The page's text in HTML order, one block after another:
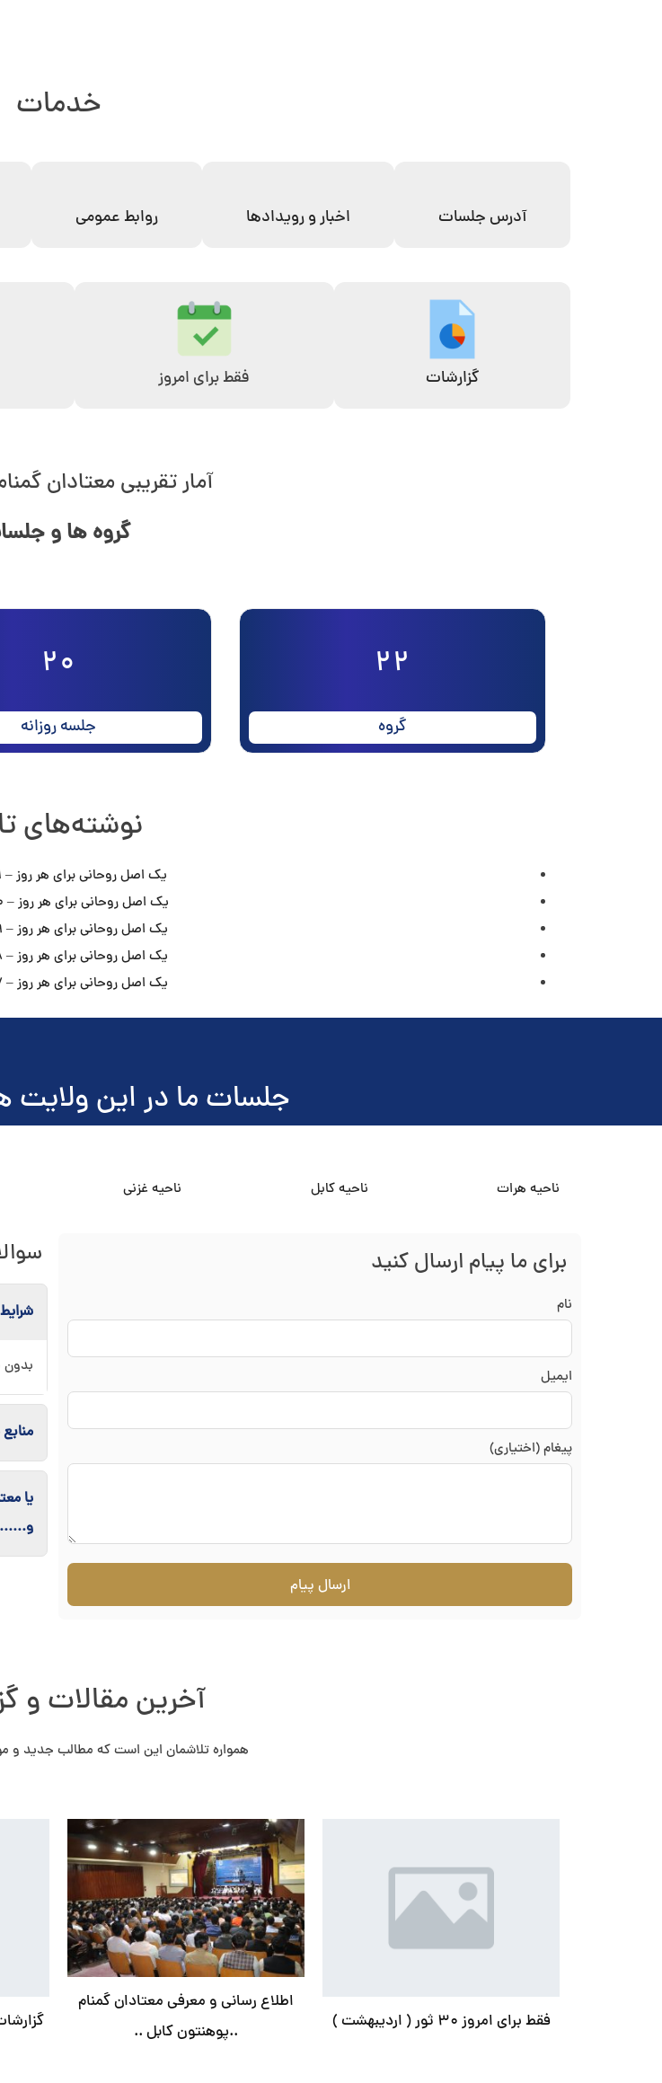
خدمات
آدرس جلسات اخبار و رویدادها روابط عمومی
گزارشات فقط برای امروز
آمار تقریبی معتادان
گروه ها و
20
جلسه روزانه
22
گروه
نوشته‌های
یک اصل روحانی برای هر روز – 31 اسد
یک اصل روحانی برای هر روز – 30 اسد
یک اصل روحانی برای هر روز – 29 اسد
یک اصل روحانی برای هر روز – 28 اسد
یک اصل روحانی برای هر روز – 27 اسد
جلسات ما در این ولایت
ناحیه هرات ناحیه کابل ناحیه غزنی
برای ما پیام ارسال کنید
نام
ایمیل
پیغام (اختیاری)
بدون
یا
آخرین مقالات و
همواره تلاشمان این است که مطالب جدید و
اطلاع رسانی و معرفی معتادان گمنام
..پوهنتون کابل ..
فقط برای امروز ٣٠ ثور ( اردیبهشت )